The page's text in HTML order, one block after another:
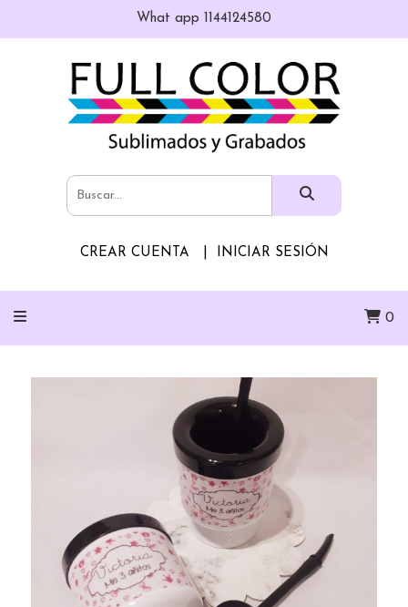
What app 1144124580
CREAR CUENTA INICIAR SESIÓN
0